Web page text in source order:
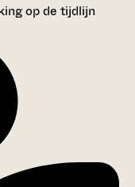
op de tijdlijn